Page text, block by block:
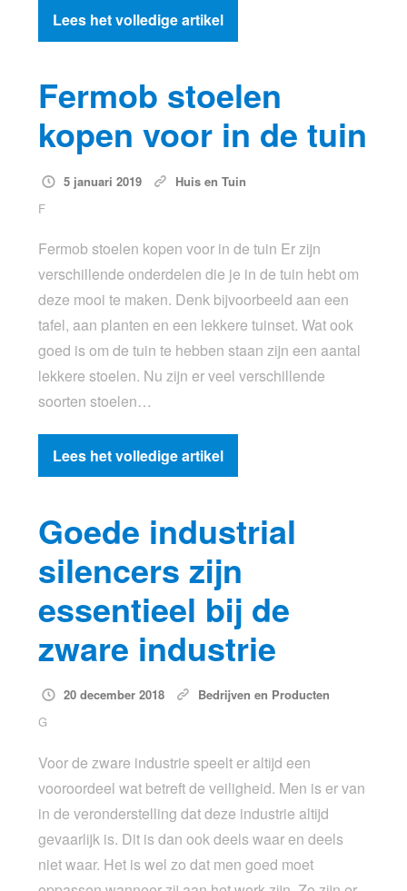
Lees het volledige artikel
Fermob stoelen
kopen voor in de tuin
5 januari 2019
Huis en Tuin
F
Fermob stoelen kopen voor in de tuin Er zijn
verschillende onderdelen die je in de tuin hebt om
deze mooi te maken. Denk bijvoorbeeld aan een
tafel, aan planten en een lekkere tuinset. Wat ook
goed is om de tuin te hebben staan zijn een aantal
lekkere stoelen. Nu zijn er veel verschillende
soorten stoelen…
Lees het volledige artikel
Goede industrial
silencers zijn
essentieel bij de
zware industrie
20 december 2018
Bedrijven en Producten
G
Voor de zware industrie speelt er altijd een
vooroordeel wat betreft de veiligheid. Men is er van
in de veronderstelling dat deze industrie altijd
gevaarlijk is. Dit is dan ook deels waar en deels
niet waar. Het is wel zo dat men goed moet